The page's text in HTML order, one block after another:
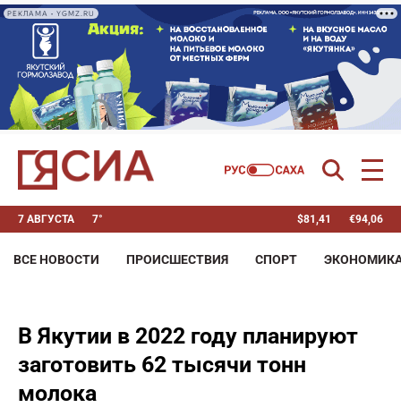
РЕКЛАМА • YGMZ.RU
7 АВГУСТА 7° $81,41 €94,06
ВСЕ НОВОСТИ ПРОИСШЕСТВИЯ СПОРТ
В Якутии в 2022 году планируют
заготовить 62 тысячи тонн
молока